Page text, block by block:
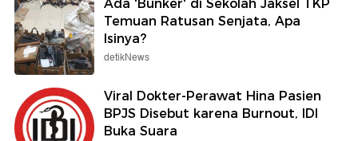
Ada 'Bunker' di Sekolah Jaksel TKP
Temuan Ratusan Senjata, Apa
Isinya?
detikNews
Viral Dokter-Perawat Hina Pasien
BPJS Disebut karena Burnout, IDI
Buka Suara